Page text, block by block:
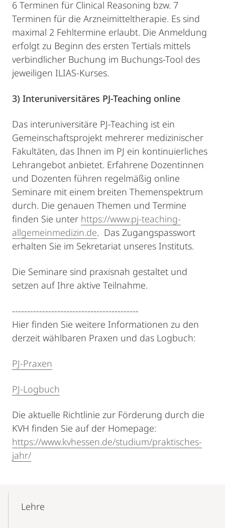
6 Terminen für Clinical Reasoning bzw. 7
Terminen für die Arzneimitteltherapie. Es sind
maximal 2 Fehltermine erlaubt. Die Anmeldung
erfolgt zu Beginn des ersten Tertials mittels
verbindlicher Buchung im Buchungs-Tool des
jeweiligen ILIAS-Kurses.
3) Interuniversitäres PJ-Teaching online
Das interuniversitäre PJ-Teaching ist ein
Gemeinschaftsprojekt mehrerer medizinischer
Fakultäten, das Ihnen im PJ ein kontinuierliches
Lehrangebot anbietet. Erfahrene Dozentinnen
und Dozenten führen regelmäßig online
Seminare mit einem breiten Themenspektrum
durch. Die genauen Themen und Termine
finden Sie unter https://www.pj-teaching-
allgemeinmedizin.de. Das Zugangspasswort
erhalten Sie im Sekretariat unseres Instituts.
Die Seminare sind praxisnah gestaltet und
setzen auf Ihre aktive Teilnahme.
------------------------------------------
Hier finden Sie weitere Informationen zu den
derzeit wählbaren Praxen und das Logbuch:
PJ-Praxen
PJ-Logbuch
Die aktuelle Richtlinie zur Förderung durch die
KVH finden Sie auf der Homepage:
https://www.kvhessen.de/studium/praktisches-
jahr/
Navigation
Lehre